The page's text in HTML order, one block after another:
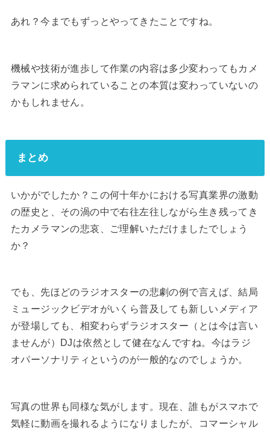
あれ？今までもずっとやってきたことですね。
機械や技術が進歩して作業の内容は多少変わってもカメ
ラマンに求められていることの本質は変わっていないの
かもしれません。
まとめ
いかがでしたか？この何十年かにおける写真業界の激動
の歴史と、その渦の中で右往左往しながら生き残ってき
たカメラマンの悲哀、ご理解いただけましたでしょう
か？
でも、先ほどのラジオスターの悲劇の例で言えば、結局
ミュージックビデオがいくら普及しても新しいメディア
が登場しても、相変わらずラジオスター（とは今は言い
ませんが）DJは依然として健在なんですね。今はラジ
オパーソナリティというのが一般的なのでしょうか。
写真の世界も同様な気がします。現在、誰もがスマホで
気軽に動画を撮れるようになりましたが、コマーシャル